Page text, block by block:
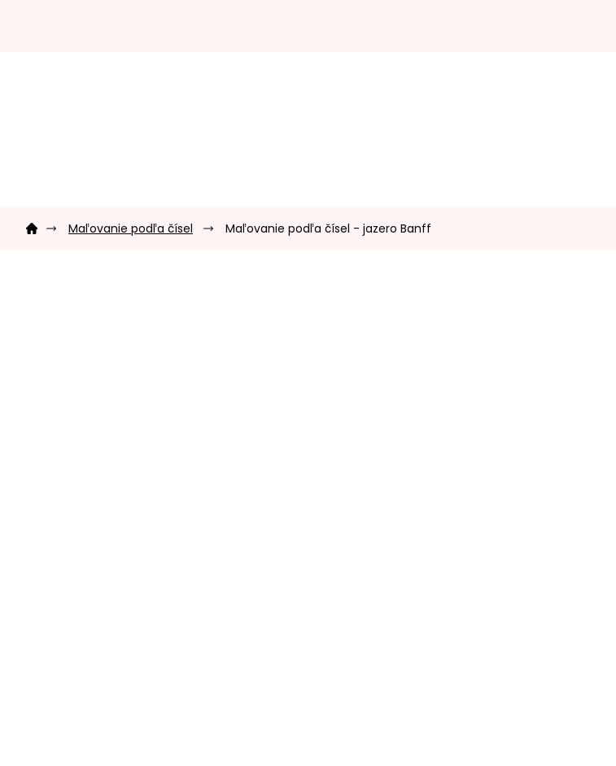
Domov Maľovanie podľa čísel Maľovanie podľa čísel - jazero Banff